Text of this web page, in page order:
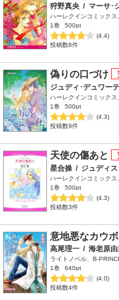
狩野真央 / マーサ･
ハーレクインコミックス
1巻
500pt
(4.4)
投稿数8件
偽りの口づけ
ジュディ･デュワー
ハーレクインコミックス
1巻
500pt
(4.3)
投稿数9件
天使の傷あと
星合操 / ジュディ
ハーレクインコミックス
1巻
500pt
(4.3)
投稿数3件
意地悪なカウ
高尾理一 / 海老原
ライトノベル、B-
1巻
640pt
(4.0)
投稿数4件